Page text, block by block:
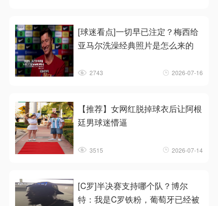
[球迷看点]一切早已注定？梅西给
亚马尔洗澡经典照片是怎么来的
2743 2026-07-16
【推荐】女网红脱掉球衣后让阿根
廷男球迷懵逼
3515 2026-07-14
[C罗]半决赛支持哪个队？博尔
特：我是C罗铁粉，葡萄牙已经被